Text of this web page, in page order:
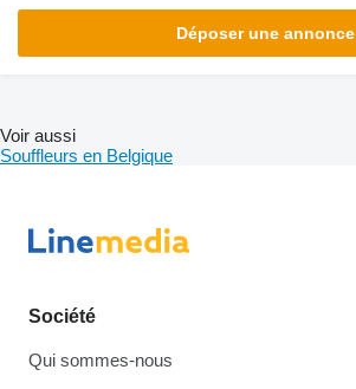
Déposer une annonce
Voir aussi
Souffleurs en Belgique
Société
Qui sommes-nous